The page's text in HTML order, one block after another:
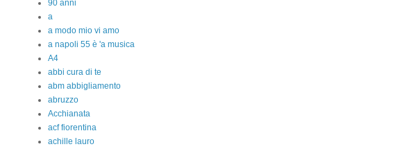
90 anni
a
a modo mio vi amo
a napoli 55 è 'a musica
A4
abbi cura di te
abm abbigliamento
abruzzo
Acchianata
acf fiorentina
achille lauro